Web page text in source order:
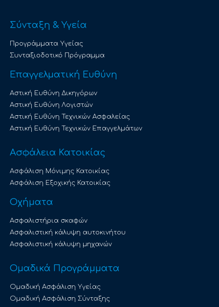
Σύνταξη & Υγεία
Προγράμματα Υγείας
Συνταξιοδοτικό Πρόγραμμα
Επαγγελματική Ευθύνη
Αστική Ευθύνη Δικηγόρων
Αστική Ευθύνη Λογιστών
Αστική Ευθύνη Τεχνικών Ασφαλείας
Αστική Ευθύνη Τεχνικών Επαγγελμάτων
Ασφάλεια Κατοικίας
Ασφάλιση Μόνιμης Κατοικίας
Ασφάλιση Εξοχικής Κατοικίας
Οχήματα
Ασφαλιστήρια σκαφών
Ασφαλιστική κάλυψη αυτοκινήτου
Ασφαλιστική κάλυψη μηχανών
Ομαδικά Προγράμματα
Ομαδική Ασφάλιση Υγείας
Ομαδική Ασφάλιση Σύνταξης